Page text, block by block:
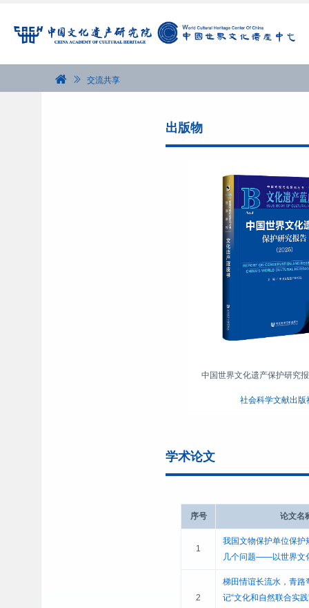
交流共享
出版物
中国世界文化遗产保护研究
社会科学文献出版
学术论文
序号 论文名
1
我国文物保护单位保护
几个问题——以世界文
2
梯田情谊长流水，青
记“文化和自然联合实